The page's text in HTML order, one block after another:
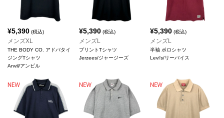
¥5,390 (税込)
メンズXL
THE BODY CO. アドバタイ
ジングTシャツ
Anvil/アンビル
¥5,390(税込)
メンズL
プリントTシャツ
Jerzees/ジャージーズ
¥5,390 (税込)
メンズL
半袖 ポロシャツ
Levi's/リーバイス